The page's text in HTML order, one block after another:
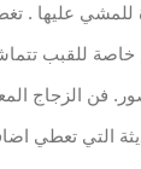
للمشي عليها .
خاصة للقبب
‏فن الزجاج
التي تعطي